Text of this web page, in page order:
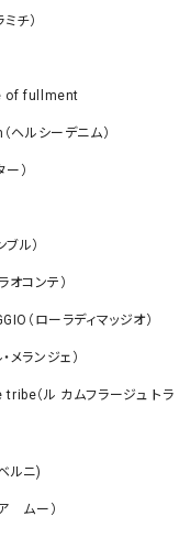
チ）
of fullment
ヘルシーデニム）
）
ル）
オコンテ）
（ローラディマッジオ）
メランジェ）
（ル カムフラージュ トラ
ルニ)
ムー）